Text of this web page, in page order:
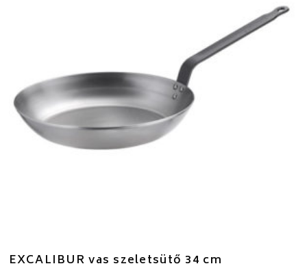
EXCALIBUR vas szeletsütő 34 cm